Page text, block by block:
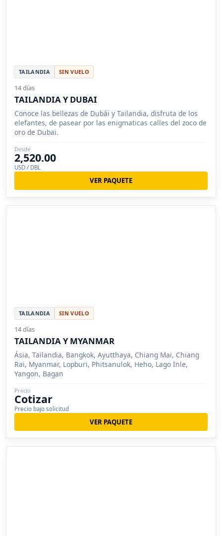
TAILANDIA SIN VUELO
14 días
TAILANDIA Y DUBAI
Conoce las bellezas de Dubái y Tailandia, disfruta de los
elefantes, de pasear por las enigmaticas calles del zoco de
oro de Dubai.
Desde
2,520.00
USD / DBL
VER PAQUETE
TAILANDIA SIN VUELO
14 días
TAILANDIA Y MYANMAR
Ásia, Tailandia, Bangkok, Ayutthaya, Chiang Mai, Chiang
Rai, Myanmar, Lopburi, Phitsanulok, Heho, Lago Inle,
Yangon, Bagan
Precio
Cotizar
Precio bajo solicitud
VER PAQUETE